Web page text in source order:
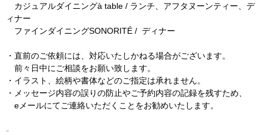
カジュアルダイニングà table / ランチ、アフタヌーンティー、デ
ィナー
ファインダイニングSONORITÉ / ディナー
・直前のご依頼には、対応いたしかねる場合がございます。
前々日中にご相談をお願い致します。
・イラスト、絵柄や書体などのご指定は承れません。
・メッセージ内容の誤りの防止やご予約内容の記録を残すため、
eメールにてご連絡いただくことをお勧めいたします。